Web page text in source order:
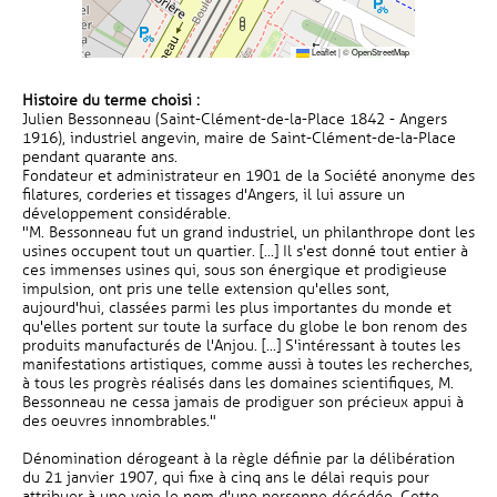
Leaflet|©OpenStreetMap
Histoire du terme choisi :
Julien Bessonneau (Saint-Clément-de-la-Place 1842 - Angers
1916), industriel angevin, maire de Saint-Clément-de-la-Place
pendant quarante ans.
Fondateur et administrateur en 1901 de la Société anonyme des
filatures, corderies et tissages d'Angers, il lui assure un
développement considérable.
"M. Bessonneau fut un grand industriel, un philanthrope dont les
usines occupent tout un quartier. [...] Il s'est donné tout entier à
ces immenses usines qui, sous son énergique et prodigieuse
impulsion, ont pris une telle extension qu'elles sont,
aujourd'hui, classées parmi les plus importantes du monde et
qu'elles portent sur toute la surface du globe le bon renom des
produits manufacturés de l'Anjou. [...] S'intéressant à toutes les
manifestations artistiques, comme aussi à toutes les recherches,
à tous les progrès réalisés dans les domaines scientifiques, M.
Bessonneau ne cessa jamais de prodiguer son précieux appui à
des oeuvres innombrables."
Dénomination dérogeant à la règle définie par la délibération
du 21 janvier 1907, qui fixe à cinq ans le délai requis pour